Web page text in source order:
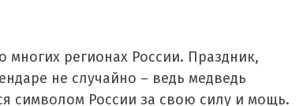
многих регионах России. Праздник,
не случайно – ведь медведь
символом России за свою силу и мощь.